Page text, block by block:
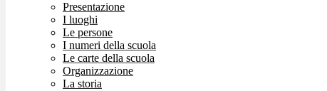
Presentazione
I luoghi
Le persone
I numeri della scuola
Le carte della scuola
Organizzazione
La storia